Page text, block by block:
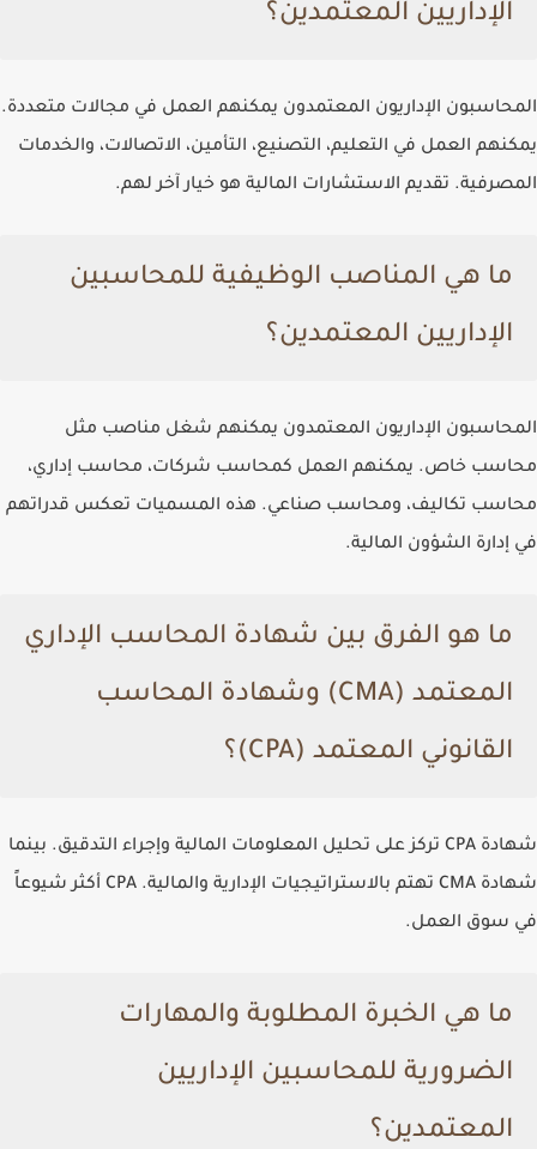
الإداريين المعتمدين؟
المحاسبون الإداريون المعتمدون يمكنهم العمل في مجالات متعددة.
يمكنهم العمل في التعليم، التصنيع، التأمين، الاتصالات، والخدمات
المصرفية. تقديم الاستشارات المالية هو خيار آخر لهم.
ما هي المناصب الوظيفية للمحاسبين
الإداريين المعتمدين؟
المحاسبون الإداريون المعتمدون يمكنهم شغل مناصب مثل
محاسب خاص. يمكنهم العمل كمحاسب شركات، محاسب إداري،
محاسب تكاليف، ومحاسب صناعي. هذه المسميات تعكس قدراتهم
في إدارة الشؤون المالية.
ما هو الفرق بين شهادة المحاسب الإداري
المعتمد (CMA) وشهادة المحاسب
القانوني المعتمد (CPA)؟
شهادة CPA تركز على تحليل المعلومات المالية وإجراء التدقيق. بينما
شهادة CMA تهتم بالاستراتيجيات الإدارية والمالية. CPA أكثر شيوعاً
في سوق العمل.
ما هي الخبرة المطلوبة والمهارات
الضرورية للمحاسبين الإداريين
المعتمدين؟